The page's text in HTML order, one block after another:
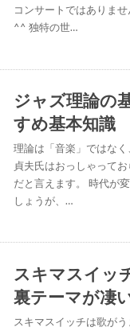
コンサートではありま
^^ 独特の世…
ジャズ理論の
すめ基本知識
理論は「音楽」ではな
貞夫氏はおっしゃって
だと言えます。 時代が
しょうが、…
スキマスイッ
裏テーマが凄
スキマスイッチは歌が